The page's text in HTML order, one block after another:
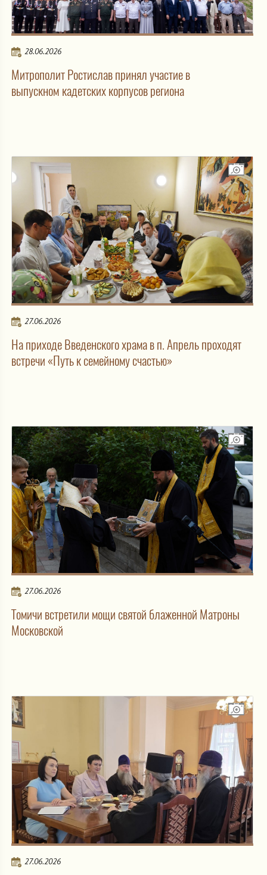
28.06.2026
Митрополит Ростислав принял участие в
выпускном кадетских корпусов региона
27.06.2026
На приходе Введенского храма в п. Апрель проходят
встречи «Путь к семейному счастью»
27.06.2026
Томичи встретили мощи святой блаженной Матроны
Московской
27.06.2026